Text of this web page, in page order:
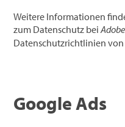
Weitere Informationen
zum Datenschutz bei
Datenschutzrichtlinien
Google Ads